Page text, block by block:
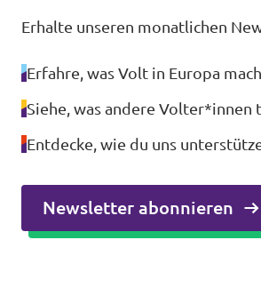
Erhalte unseren monatlichen
Erfahre, was Volt in Europa
Siehe, was andere Volter*innen
Entdecke, wie du uns
Newsletter abonnieren